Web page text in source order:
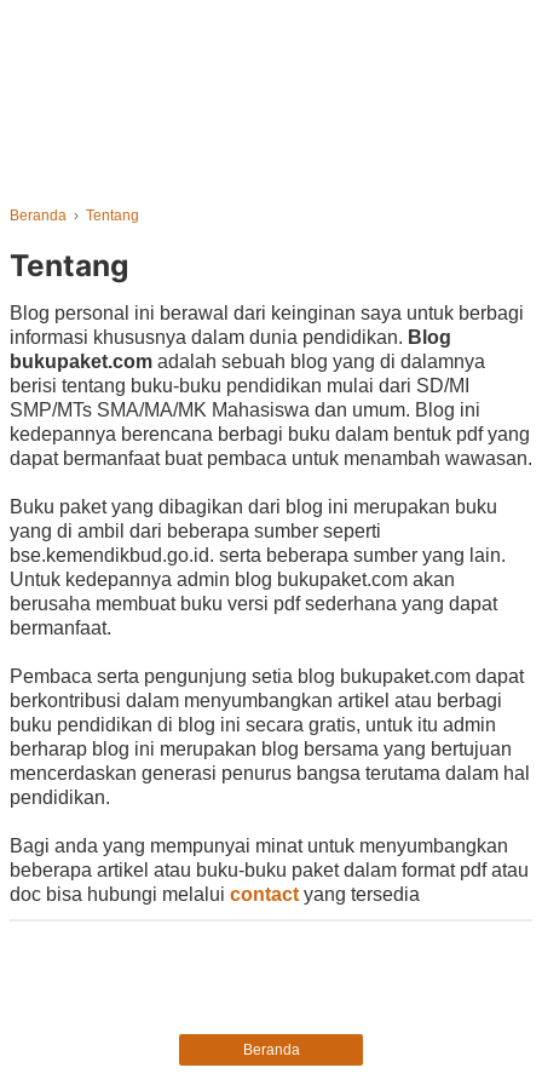
Beranda › Tentang
Tentang
Blog personal ini berawal dari keinginan saya untuk berbagi
informasi khususnya dalam dunia pendidikan. Blog
bukupaket.com adalah sebuah blog yang di dalamnya
berisi tentang buku-buku pendidikan mulai dari SD/MI
SMP/MTs SMA/MA/MK Mahasiswa dan umum. Blog ini
kedepannya berencana berbagi buku dalam bentuk pdf yang
dapat bermanfaat buat pembaca untuk menambah wawasan.
Buku paket yang dibagikan dari blog ini merupakan buku
yang di ambil dari beberapa sumber seperti
bse.kemendikbud.go.id. serta beberapa sumber yang lain.
Untuk kedepannya admin blog bukupaket.com akan
berusaha membuat buku versi pdf sederhana yang dapat
bermanfaat.
Pembaca serta pengunjung setia blog bukupaket.com dapat
berkontribusi dalam menyumbangkan artikel atau berbagi
buku pendidikan di blog ini secara gratis, untuk itu admin
berharap blog ini merupakan blog bersama yang bertujuan
mencerdaskan generasi penurus bangsa terutama dalam hal
pendidikan.
Bagi anda yang mempunyai minat untuk menyumbangkan
beberapa artikel atau buku-buku paket dalam format pdf atau
doc bisa hubungi melalui contact yang tersedia
Beranda